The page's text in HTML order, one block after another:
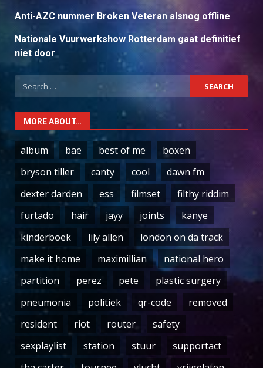
Anti-AZC nummer Broken Veteran alsnog offline
Nationale Vuurwerkshow Rotterdam gaat definitief
niet door
Search
for:
MORE ABOUT…
album bae best of me
boxen
bryson tiller
canty cool
dawn fm
dexter darden
ess filmset
filthy riddim
furtado
hair jayy joints
kanye
kinderboek
lily allen
london on da track
make it home
maximillian
national hero
partition
perez pete
plastic surgery
pneumonia
politiek qr-code
removed
resident
riot router
safety
sexplaylist
station stuur
supportact